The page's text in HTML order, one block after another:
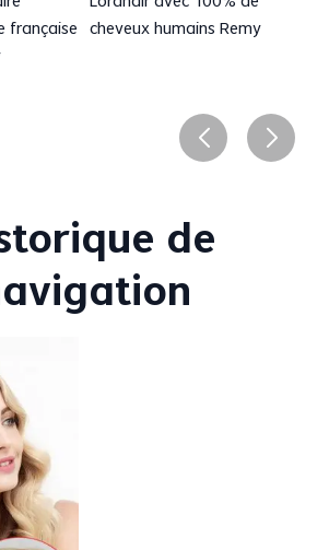
française
cheveux humains Remy
de